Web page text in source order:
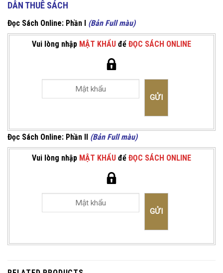
DẪN THUÊ SÁCH
Đọc Sách Online: Phần I (Bản Full màu)
Vui lòng nhập MẬT KHẨU để ĐỌC SÁCH ONLINE
Đọc Sách Online: Phần II (Bản Full màu)
Vui lòng nhập MẬT KHẨU để ĐỌC SÁCH ONLINE